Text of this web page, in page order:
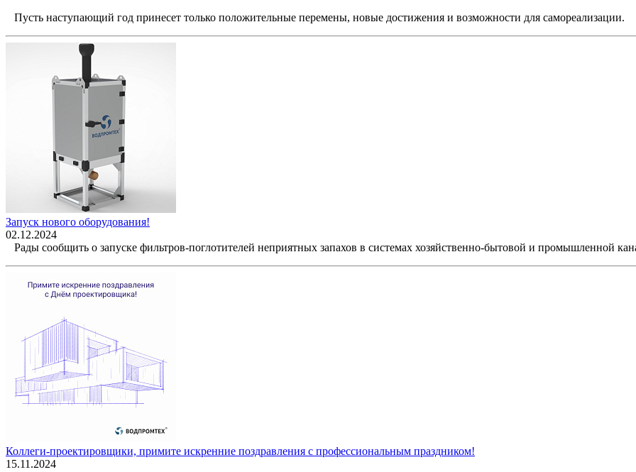
Пусть наступающий год принесет только положительные перемены, новые достижения и возможности для самореализации.
Запуск нового оборудования!
02.12.2024
Рады сообщить о запуске фильтров-поглотителей неприятных запахов в системах хозяйственно-бытовой и промышленной
Коллеги-проектировщики, примите искренние поздравления с профессиональным праздником!
15.11.2024